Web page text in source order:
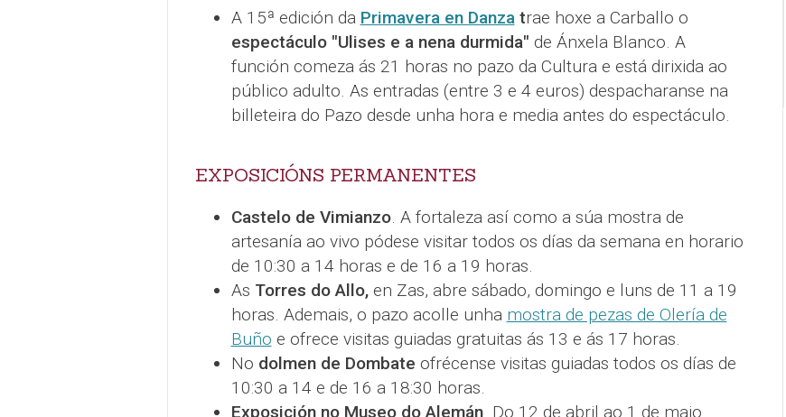
A 15ª edición da Primavera en Danzatrae hoxe a Carballo o
espectáculo "Ulises e a nena durmida" de Ánxela Blanco. A
función comeza ás 21 horas no pazo da Cultura e está dirixida ao
público adulto. As entradas (entre 3 e 4 euros) despacharanse na
billeteira do Pazo desde unha hora e media antes do espectáculo.
EXPOSICIÓNS PERMANENTES
Castelo de Vimianzo. A fortaleza así como a súa mostra de
artesanía ao vivo pódese visitar todos os días da semana en horario
de 10:30 a 14 horas e de 16 a 19 horas.
As Torres do Allo,en Zas, abre sábado, domingo e luns de 11 a 19
horas. Ademais, o pazo acolle unha mostra de pezas de Olería de
Buño e ofrece visitas guiadas gratuitas ás 13 e ás 17 horas.
No dolmen de Dombate ofrécense visitas guiadas todos os días de
10:30 a 14 e de 16 a 18:30 horas.
Exposición no Museo do Alemán. Do 12 de abril ao 1 de maio